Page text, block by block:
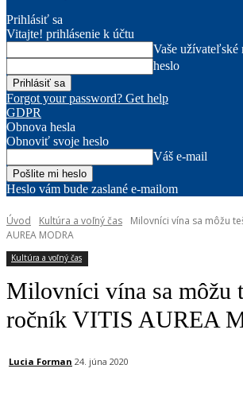
Prihlásiť sa
Vitajte! prihlásenie k účtu
Vaše užívateľské
heslo
Forgot your password? Get help
GDPR
Obnova hesla
Obnoviť svoje heslo
Váš e-mail
Heslo vám bude zaslané e-mailom
Úvod Kultúra a voľný čas
Milovníci vína sa môžu
AUREA MODRA
Kultúra a voľný čas
Milovníci vína sa môžu
ročník VITIS AUREA
Lucia Forman 24. júna 2020